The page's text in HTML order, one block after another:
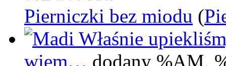
Pierniczki bez miodu (
Właśnie
wiem… dodany %AM,